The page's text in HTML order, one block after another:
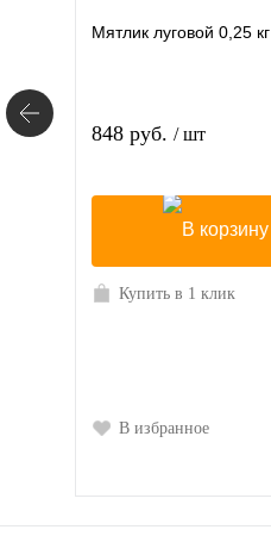
Мятлик луговой 0,25 кг
848 руб. / шт
Купить в 1 клик
В избранное